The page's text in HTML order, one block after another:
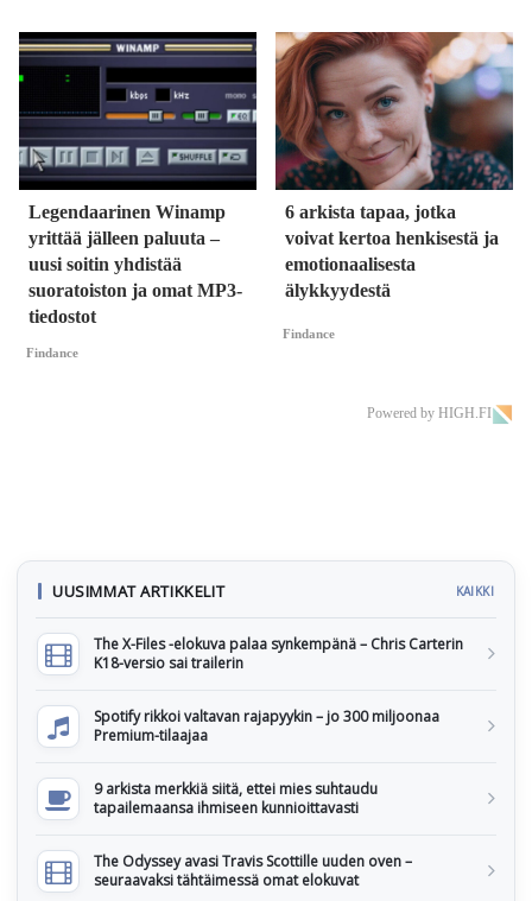
Legendaarinen Winamp
yrittää jälleen paluuta –
uusi soitin yhdistää
suoratoiston ja omat MP3-
tiedostot
Findance
6 arkista tapaa, jotka
voivat kertoa henkisestä ja
emotionaalisesta
älykkyydestä
Findance
Powered by HIGH.FI
UUSIMMAT ARTIKKELIT KAIKKI
The X-Files -elokuva palaa synkempänä – Chris Carterin
K18-versio sai trailerin
Spotify rikkoi valtavan rajapyykin – jo 300 miljoonaa
Premium-tilaajaa
9 arkista merkkiä siitä, ettei mies suhtaudu
tapailemaansa ihmiseen kunnioittavasti
The Odyssey avasi Travis Scottille uuden oven –
seuraavaksi tähtäimessä omat elokuvat